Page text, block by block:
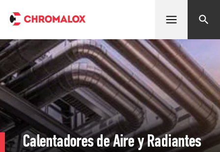
Abrir menúBuscar
Calentadores de Aire y Radiantes